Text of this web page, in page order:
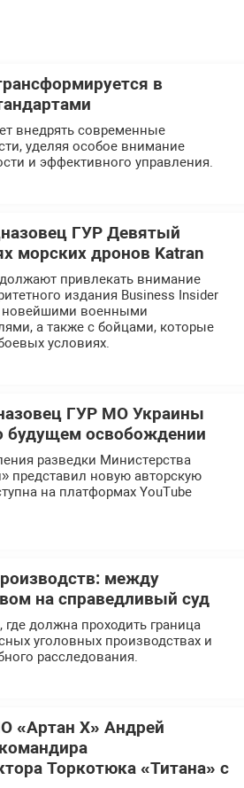
в
внедрять современные
уделяя особое внимание
и эффективного управления.
ГУР Девятый
морских дронов Katran
привлекать внимание
издания Business Insider
новейшими военными
а также с бойцами, которые
условиях.
ГУР МО Украины
будущем освобождении
разведки Министерства
новую авторскую
на платформах YouTube
между
на справедливый суд
должна проходить граница
уголовных производствах и
расследования.
«Артан Х» Андрей
Торкотюка «Титана» с